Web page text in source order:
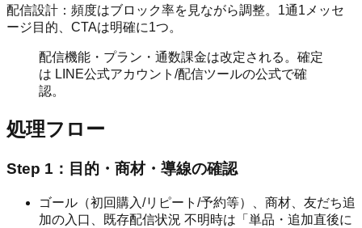
配信設計：頻度はブロック率を見ながら調整。1通1メッセ
ージ目的、CTAは明確に1つ。
配信機能・プラン・通数課金は改定される。確定
は LINE公式アカウント/配信ツールの公式で確
認。
処理フロー
Step 1：目的・商材・導線の確認
ゴール（初回購入/リピート/予約等）、商材、友だち追
加の入口、既存配信状況 不明時は「単品・追加直後に